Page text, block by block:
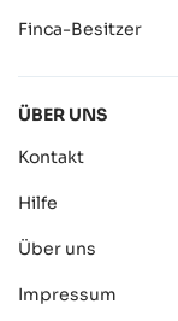
Finca-Besitzer
ÜBER UNS
Kontakt
Hilfe
Über uns
Impressum